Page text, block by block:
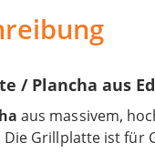
/ Plancha aus
aus massivem,
Grillplatte ist für